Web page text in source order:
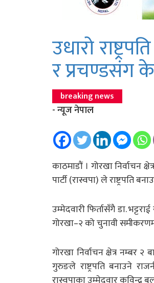
उधारो
र प्रचण्डसंग
breaking news
- न्यूज नेपाल
काठमाडौं । गोरखा निर्वाचन
पार्टी (रास्वपा) ले राष्ट्रपति
उम्मेदवारी फिर्तासँगै डा.
गोरखा–२ को चुनावी
गोरखा निर्वाचन क्षेत्र नम्बर २
गुरुङले राष्ट्रपति बनाउने